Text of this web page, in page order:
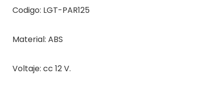
Codigo: LGT-PAR125
Material: ABS
Voltaje: cc 12 V.